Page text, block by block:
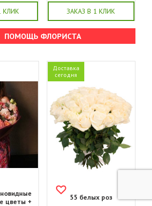
КЛИК ЗАКАЗ В 1 КЛИК
ПОМОЩЬ ФЛОРИСТА
цветы +
Доставка
сегодня
55 белых роз